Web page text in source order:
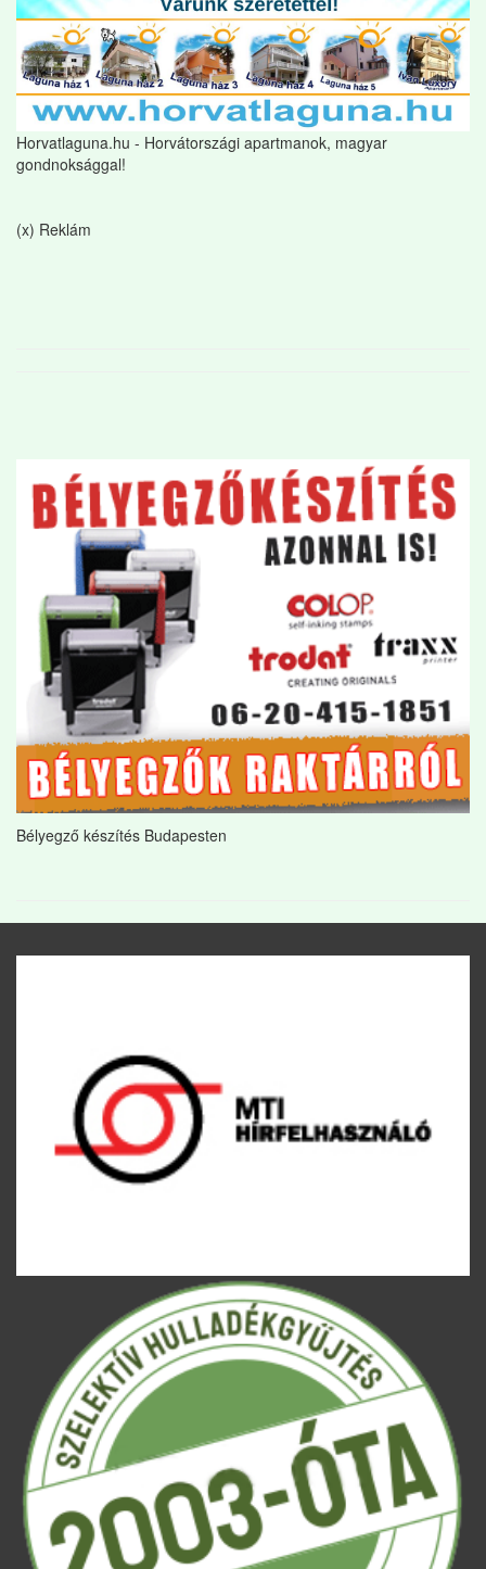
Horvatlaguna.hu - Horvátországi apartmanok, magyar
gondnoksággal!
(x) Reklám
Bélyegző készítés Budapesten